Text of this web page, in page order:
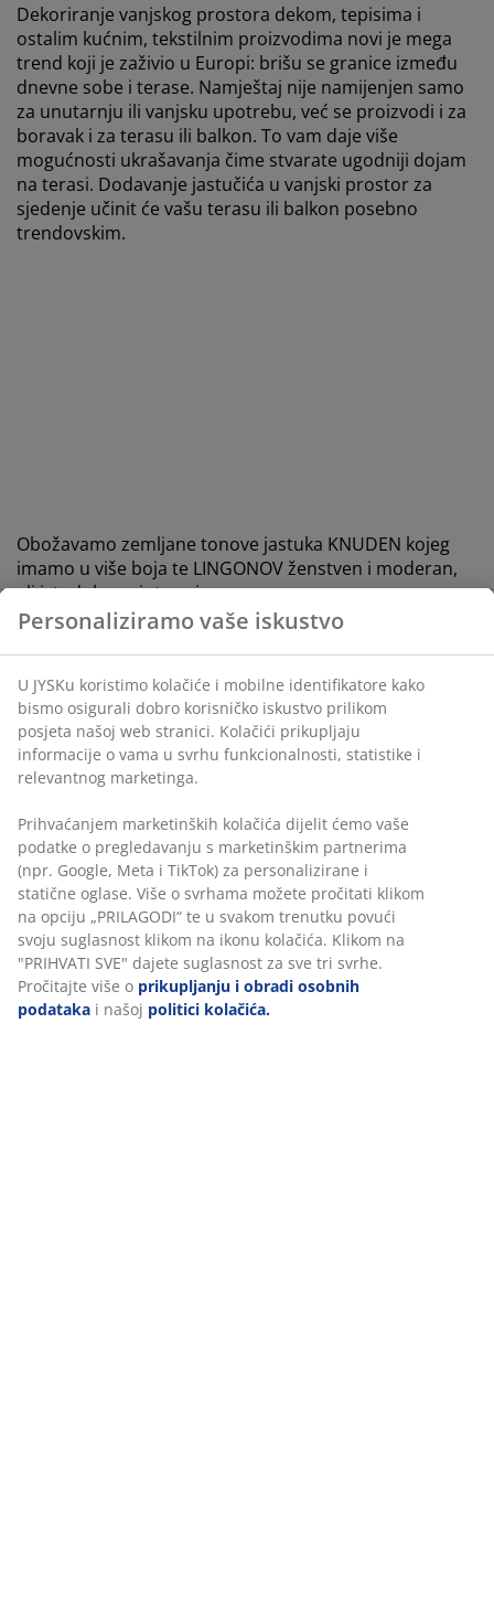
Dekoriranje vanjskog prostora dekom, tepisima i
ostalim kućnim, tekstilnim proizvodima novi je mega
trend koji je zaživio u Europi: brišu se granice između
dnevne sobe i terase. Namještaj nije namijenjen samo
za unutarnju ili vanjsku upotrebu, već se proizvodi i za
boravak i za terasu ili balkon. To vam daje više
mogućnosti ukrašavanja čime stvarate ugodniji dojam
na terasi. Dodavanje jastučića u vanjski prostor za
sjedenje učinit će vašu terasu ili balkon posebno
trendovskim.
Obožavamo zemljane tonove jastuka KNUDEN kojeg
imamo u više boja te LINGONOV ženstven i moderan,
ali istodobno vintage izraz.
3. Što je ljeti neophodno?
Bolje je da već od jutra javno rezervirate vrijeme za ovu
viseću ljuljačku ili će je klinci besramno zauzeti. Ujedno
je udoban i elegantan dodatak vašem balkonu ili terasi
- apsolutno je morate imati ovog ljeta. Provedite dan u
Personaliziramo vaše iskustvo
U JYSKu koristimo kolačiće i mobilne identifikatore kako
bismo osigurali dobro korisničko iskustvo prilikom
posjeta našoj web stranici. Kolačići prikupljaju
informacije o vama u svrhu funkcionalnosti, statistike i
relevantnog marketinga.
Prihvaćanjem marketinških kolačića dijelit ćemo vaše
podatke o pregledavanju s marketinškim partnerima
(npr. Google, Meta i TikTok) za personalizirane i
statične oglase. Više o svrhama možete pročitati klikom
na opciju „PRILAGODI“ te u svakom trenutku povući
svoju suglasnost klikom na ikonu kolačića. Klikom na
"PRIHVATI SVE" dajete suglasnost za sve tri svrhe.
Pročitajte više o prikupljanju i obradi osobnih
podataka i našoj politici kolačića.